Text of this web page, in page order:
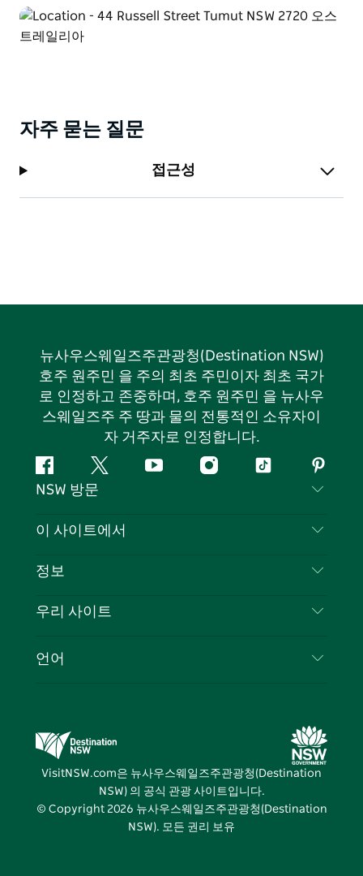
니다.
자주 묻는 질문
접근성
뉴사우스웨일즈주관광청(Destination NSW)
호주 원주민 을 주의 최초 주민이자 최초 국가
로 인정하고 존중하며, 호주 원주민 을 뉴사우
스웨일즈주 주 땅과 물의 전통적인 소유자이
자 거주자로 인정합니다.
페
이
북
지
다
유
인
틱
핀
터
스
NSW 방문
문의하기
쿠키 고지
이 사이트에서
목적지
이벤트
정보
여행 정보
뉴사우스웨일즈주 의 사업
우리 사이트
뉴사우스웨일즈주관광청(Destination NSW) 미디
어 센터
비비드 시드니(Vivid Sydney)
언어
VisitNSW.com은 뉴사우스웨일즈주관광청(Destination
NSW) 의 공식 관광 사이트입니다.
© Copyright 2026 뉴사우스웨일즈주관광청(Destination
NSW). 모든 권리 보유